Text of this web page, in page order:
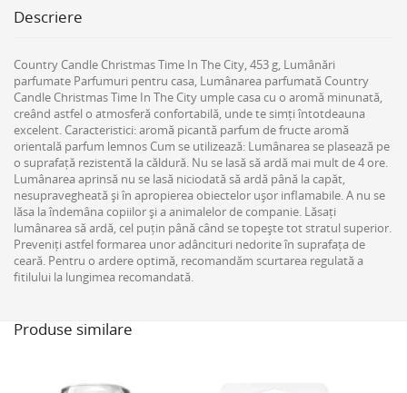
Descriere
Country Candle Christmas Time In The City, 453 g, Lumânări
parfumate Parfumuri pentru casa, Lumânarea parfumată Country
Candle Christmas Time In The City umple casa cu o aromă minunată,
creând astfel o atmosferă confortabilă, unde te simți întotdeauna
excelent. Caracteristici: aromă picantă parfum de fructe aromă
orientală parfum lemnos Cum se utilizează: Lumânarea se plasează pe
o suprafață rezistentă la căldură. Nu se lasă să ardă mai mult de 4 ore.
Lumânarea aprinsă nu se lasă niciodată să ardă până la capăt,
nesupravegheată și în apropierea obiectelor ușor inflamabile. A nu se
lăsa la îndemâna copiilor și a animalelor de companie. Lăsați
lumânarea să ardă, cel puțin până când se topește tot stratul superior.
Preveniți astfel formarea unor adâncituri nedorite în suprafața de
ceară. Pentru o ardere optimă, recomandăm scurtarea regulată a
fitilului la lungimea recomandată.
Produse similare